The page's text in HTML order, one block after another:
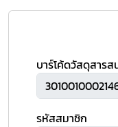
บาร์โค้ดวัสดุสารส
รหัสสมาชิก